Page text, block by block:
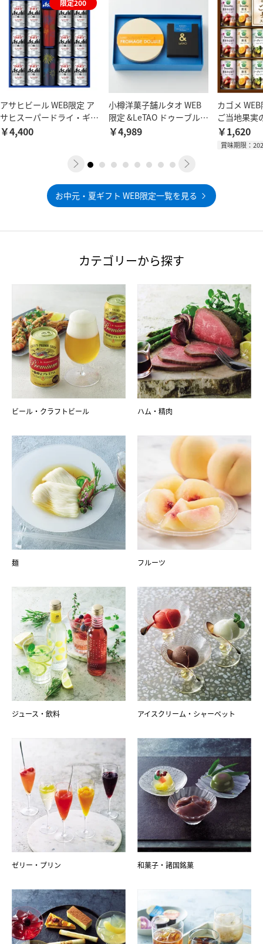
限定200
アサヒビール WEB限定 ア
サヒスーパードライ・ギフ
トタンブラー付き
￥4,400
小樽洋菓子舗ルタオ WEB
限定 &LeTAO ドゥーブルフ
ロマージュギフト
￥4,989
カゴメ
ご当地果実
ージー
￥1,620
賞味期限：
お中元・夏ギフト WEB限定一覧を見る
カテゴリーから探す
ビール・クラフトビール ハム・精肉
麺 フルーツ
ジュース・飲料 アイスクリーム・シャーベット
ゼリー・プリン 和菓子・諸国銘菓